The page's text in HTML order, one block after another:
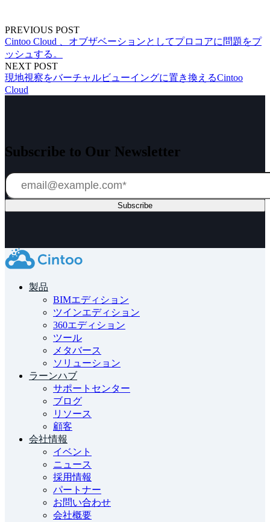
PREVIOUS POST
Cintoo Cloud 、オブザベーションとしてプロコアに問題をプ
ッシュする。
NEXT POST
現地視察をバーチャルビューイングに置き換えるCintoo
Cloud
Subscribe to Our Newsletter
製品
BIMエディション
ツインエディション
360エディション
ツール
メタバース
ソリューション
ラーンハブ
サポートセンター
ブログ
リソース
顧客
会社情報
イベント
ニュース
採用情報
パートナー
お問い合わせ
会社概要